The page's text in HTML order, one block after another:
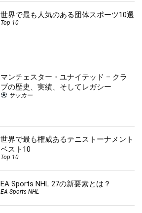
世界で最も人気のある団体スポーツ10選
Top 10
マンチェスター・ユナイテッド – クラ
ブの歴史、実績、そしてレガシー
サッカー
世界で最も権威あるテニストーナメント
ベスト10
Top 10
EA Sports NHL 27の新要素とは？
EA Sports NHL